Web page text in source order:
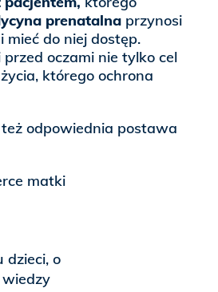
prenatalna przynosi
do niej dostęp.
oczami nie tylko cel
którego ochrona
odpowiednia postawa
matki
dzieci, o